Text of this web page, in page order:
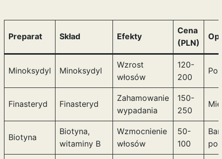
Preparat Skład Efekty
Cena
(PLN)
Minoksydyl Minoksydyl
Wzrost
włosów
120-
200
Finasteryd Finasteryd
Zahamowanie
wypadania
150-
250
Biotyna
Biotyna,
witaminy B
Wzmocnienie
włosów
50-
100